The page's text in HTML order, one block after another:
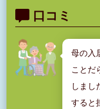
口コミ
母の入
ことだ
しまし
すると